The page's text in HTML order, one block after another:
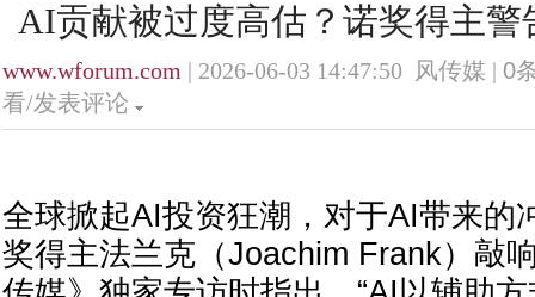
AI贡献被过度高估？诺奖得主警
www.wforum.com | 2026-06-03 14:47:50 风传媒 | 0
看/发表评论
全球掀起AI投资狂潮，对于AI带来的
奖得主法兰克（Joachim Frank）敲